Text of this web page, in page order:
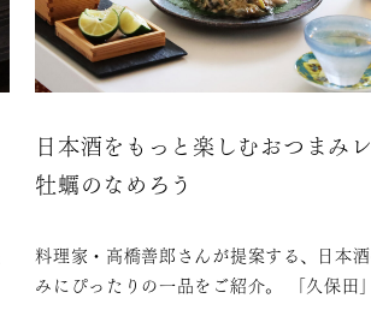
日本酒をもっと楽しむおつまみレ
牡蠣のなめろう
料理家・高橋善郎さんが提案する、日本
みにぴったりの一品をご紹介。 「久保田